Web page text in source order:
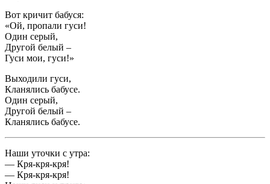
Вот кричит бабуся:
«Ой, пропали гуси!
Один серый,
Другой белый –
Гуси мои, гуси!»
Выходили гуси,
Кланялись бабусе.
Один серый,
Другой белый –
Кланялись бабусе.
Наши уточки с утра:
— Кря-кря-кря!
— Кря-кря-кря!